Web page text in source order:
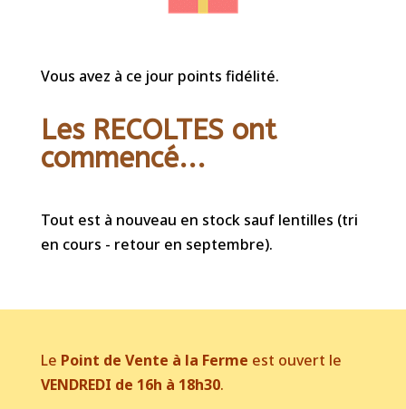
Vous avez à ce jour points fidélité.
Les RECOLTES ont
commencé...
Tout est à nouveau en stock sauf lentilles (tri
en cours - retour en septembre).
Le Point de Vente à la Ferme est ouvert le
VENDREDI de 16h à 18h30.